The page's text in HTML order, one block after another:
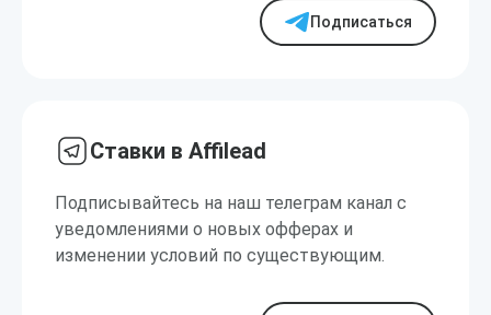
Подписаться
Ставки в Affilead
Подписывайтесь на наш телеграм канал с
уведомлениями о новых офферах и
изменении условий по существующим.